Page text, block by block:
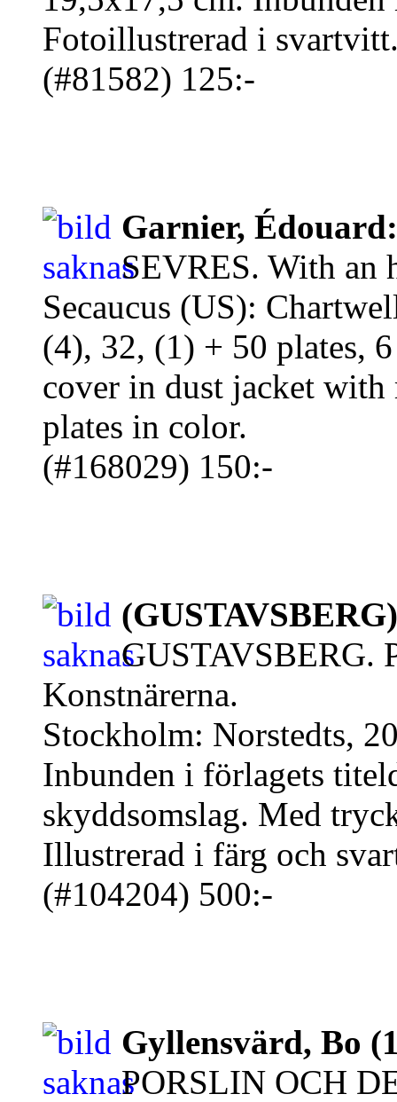
Fotoillustrerad i
(#81582) 125:-
Garnier, Édouard:
SEVRES. With an
Secaucus (US):
(4), 32, (1) + 50 plates,
cover in dust jacket
plates in color.
(#168029) 150:-
GUSTAVSBERG.
Konstnärerna.
Stockholm: Norstedts,
Inbunden i förlagets
skyddsomslag. Med
Illustrerad i färg och
(#104204) 500:-
Gyllensvärd, Bo
PORSLIN OCH